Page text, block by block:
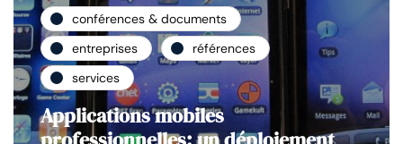
conférences & documents
entreprises
références
services
Applications mobiles